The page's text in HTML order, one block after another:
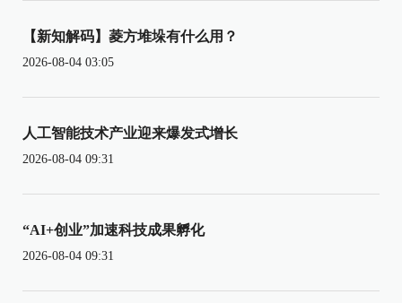
【新知解码】菱方堆垛有什么用？
2026-08-04 03:05
人工智能技术产业迎来爆发式增长
2026-08-04 09:31
“AI+创业”加速科技成果孵化
2026-08-04 09:31